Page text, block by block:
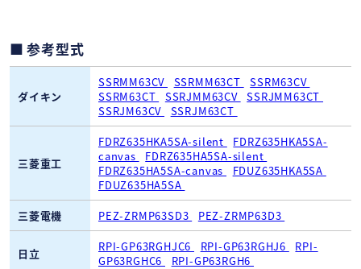
参考型式
ダイキン
SSRMM63CV SSRMM63CT
SSRM63CV
SSRM63CT
SSRJMM63CV SSRJMM63CT
SSRJM63CV
SSRJM63CT
三菱重工
FDRZ635HKA5SA-silent
FDRZ635HKA5SA-
canvas
FDRZ635HA5SA-silent
FDRZ635HA5SA-canvas
FDUZ635HKA5SA
FDUZ635HA5SA
三菱電機
PEZ-ZRMP63SD3 PEZ-ZRMP63D3
日立 RPI-GP63RGHJC6 RPI-GP63RGHJ6
RPI-
GP63RGHC6
RPI-GP63RGH6